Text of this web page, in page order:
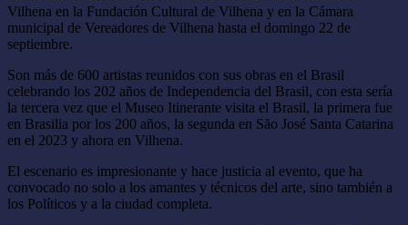
Vilhena en la Fundación Cultural de Vilhena y en la Cámara
municipal de Vereadores de Vilhena hasta el domingo 22 de
septiembre.
Son más de 600 artistas reunidos con sus obras en el Brasil
celebrando los 202 años de Independencia del Brasil, con esta sería
la tercera vez que el Museo Itinerante visita el Brasil, la primera fue
en Brasilia por los 200 años, la segunda en São José Santa Catarina
en el 2023 y ahora en Vilhena.
El escenario es impresionante y hace justicia al evento, que ha
convocado no solo a los amantes y técnicos del arte, sino también a
los Políticos y a la ciudad completa.